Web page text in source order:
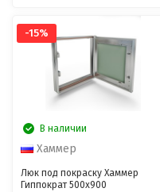
-15%
В наличии
Хаммер
Люк под покраску Хаммер
Гиппократ 500x900